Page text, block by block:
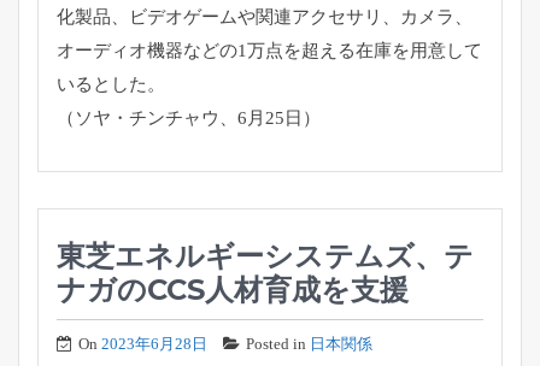
化製品、
ビデオゲームや関連アクセサリ、カメラ、
オーディオ機器などの1万点を超える在庫を用意して
いるとした。
（ソヤ・チンチャウ、6月25日）
東芝エネルギーシステムズ、テ
ナガのCCS人材育成を支援
On 2023年6月28日 Posted in 日本関係